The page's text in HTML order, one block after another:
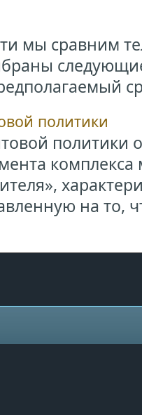
мы сравним
политики
политики
на то,